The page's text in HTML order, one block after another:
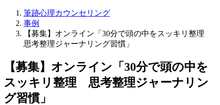
筆跡心理カウンセリング
事例
【募集】オンライン「30分で頭の中をスッキリ整理
思考整理ジャーナリング習慣」
【募集】オンライン「30分で頭の中を
スッキリ整理 思考整理ジャーナリン
グ習慣」